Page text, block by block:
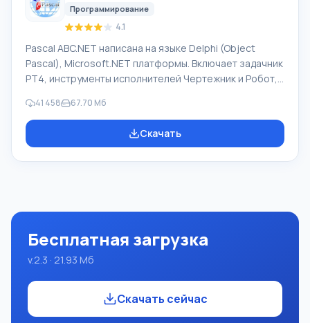
иностранной компани
Программирование
4.1
Pascal ABC.NET написана на языке Delphi (Object
Pascal), Microsoft.NET платформы. Включает задачник
PT4, инструменты исполнителей Чертежник и Робот,
изучении программирования. Основное назначение
систем программирования Pascal ABC.NET изучение и
обучение языкам современного программирования.
41 458 67.70 Мб
Скачать
Бесплатная загрузка
v.2.3 · 21.93 Мб
Скачать сейчас